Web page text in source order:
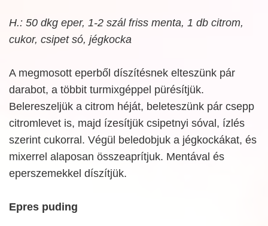
H.: 50 dkg eper, 1-2 szál friss menta, 1 db citrom,
cukor, csipet só, jégkocka
A megmosott eperből díszítésnek elteszünk pár
darabot, a többit turmixgéppel pürésítjük.
Belereszeljük a citrom héját, beleteszünk pár csepp
citromlevet is, majd ízesítjük csipetnyi sóval, ízlés
szerint cukorral. Végül beledobjuk a jégkockákat, és
mixerrel alaposan összeaprítjuk. Mentával és
eperszemekkel díszítjük.
Epres puding